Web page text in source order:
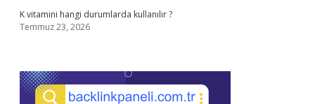
K vitamini hangi durumlarda kullanılır ?
Temmuz 23, 2026